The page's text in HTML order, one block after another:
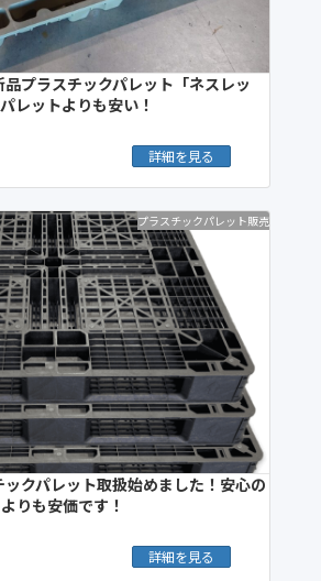
プラスチックパレット「ネスレッ
レットよりも安い！
詳細を見る
プラスチックパレット販売
クパレット取扱始めました！安心の
りも安価です！
詳細を見る